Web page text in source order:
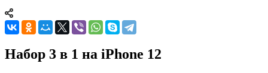
Набор 3 в 1 на iPhone 12